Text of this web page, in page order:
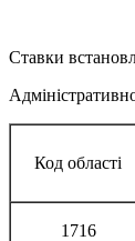
Ставки
Код області
1716